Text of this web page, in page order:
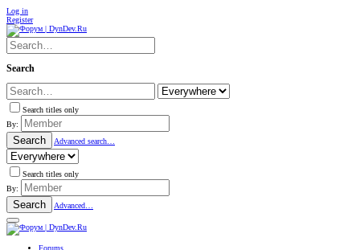
Log in
Register
Search
Search titles only
By:
Search Advanced search…
Search titles only
By:
Search Advanced…